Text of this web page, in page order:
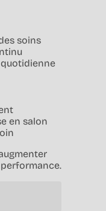
soins
en salon